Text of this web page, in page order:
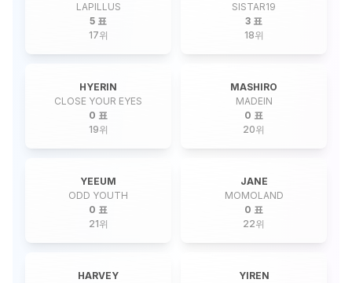
LAPILLUS
5 표
17위
SISTAR19
3 표
18위
HYERIN
CLOSE YOUR EYES
0 표
19위
MASHIRO
MADEIN
0 표
20위
YEEUM
ODD YOUTH
0 표
21위
JANE
MOMOLAND
0 표
22위
HARVEY
YIREN